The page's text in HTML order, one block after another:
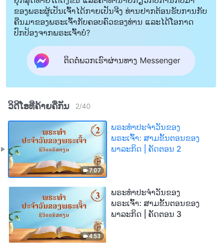
ຂອງພຣະຜູ້ເປັນເຈົ້າໄດ້ກາຍເປັນຈີງ ທ່ານຢາກຕ້ອນຮັບການກັບ
ຄືນມາຂອງພຣະເຈົ້າກັບຄອບຄົວຂອງທ່ານ ແລະໄດ້ໂອກາດ
ປົກປ້ອງຈາກພຣະເຈົ້າບໍ?
ຕິດຕໍ່ພວກເຮົາຜ່ານທາງ Messenger
ວິດີໂອທີ່ຄ້າຍຄືກັນ 2/40
7:07
ພຣະທຳປະຈຳວັນຂອງ
ພຣະເຈົ້າ: ສາມຂັ້ນຕອນຂອງ
ພາລະກິດ | ຄັດຕອນ 2
4:53
ພຣະທຳປະຈຳວັນຂອງ
ພຣະເຈົ້າ: ສາມຂັ້ນຕອນຂອງ
ພາລະກິດ | ຄັດຕອນ 3